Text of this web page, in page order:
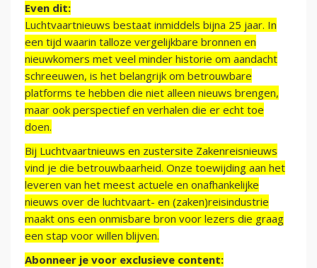
Even dit:
Luchtvaartnieuws bestaat inmiddels bijna 25 jaar. In
een tijd waarin talloze vergelijkbare bronnen en
nieuwkomers met veel minder historie om aandacht
schreeuwen, is het belangrijk om betrouwbare
platforms te hebben die niet alleen nieuws brengen,
maar ook perspectief en verhalen die er echt toe
doen.
Bij Luchtvaartnieuws en zustersite Zakenreisnieuws
vind je die betrouwbaarheid. Onze toewijding aan het
leveren van het meest actuele en onafhankelijke
nieuws over de luchtvaart- en (zaken)reisindustrie
maakt ons een onmisbare bron voor lezers die graag
een stap voor willen blijven.
Abonneer je voor exclusieve content: